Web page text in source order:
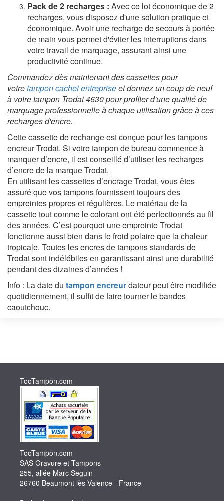
Pack de 2 recharges : Avec ce lot économique de 2
recharges, vous disposez d'une solution pratique et
économique. Avoir une recharge de secours à portée
de main vous permet d'éviter les interruptions dans
votre travail de marquage, assurant ainsi une
productivité continue.
Commandez dès maintenant des cassettes pour
votretampon cachet entrepriseet donnez un coup de neuf
à votre tampon Trodat 4630 pour profiter d'une qualité de
marquage professionnelle à chaque utilisation grâce à ces
recharges d'encre.
Cette cassette de rechange est conçue pour les tampons
encreur Trodat. Si votre tampon de bureau commence à
manquer d’encre, il est conseillé d’utiliser les recharges
d’encre de la marque Trodat.
En utilisant les cassettes d’encrage Trodat, vous êtes
assuré que vos tampons fournissent toujours des
empreintes propres et régulières. Le matériau de la
cassette tout comme le colorant ont été perfectionnés au fil
des années. C’est pourquoi une empreinte Trodat
fonctionne aussi bien dans le froid polaire que la chaleur
tropicale. Toutes les encres de tampons standards de
Trodat sont indélébiles en garantissant ainsi une durabilité
pendant des dizaines d’années !
Info : La date du tampon encreurdateur peut être modifiée
quotidiennement, il suffit de faire tourner le bandes
caoutchouc.
TooTampon.com
TooTampon.com
SAS Gravure et Tampons
255, allée Marc Seguin
26760 Beaumont lès Valence - France